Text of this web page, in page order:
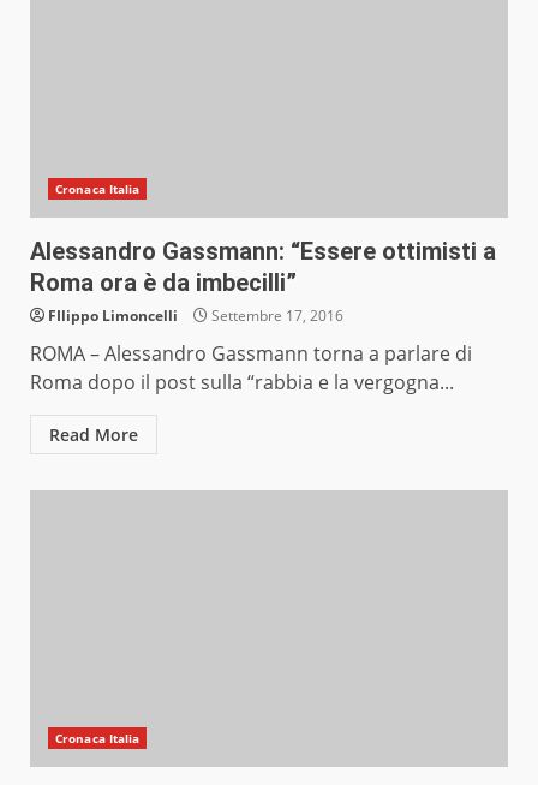
Cronaca Italia
Alessandro Gassmann: “Essere ottimisti a
Roma ora è da imbecilli”
FIlippo Limoncelli Settembre 17, 2016
ROMA – Alessandro Gassmann torna a parlare di
Roma dopo il post sulla “rabbia e la vergogna...
Read More
Cronaca Italia